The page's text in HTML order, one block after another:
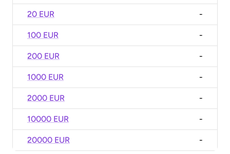
20 EUR -
100 EUR -
200 EUR -
1000 EUR -
2000 EUR -
10000 EUR -
20000 EUR -